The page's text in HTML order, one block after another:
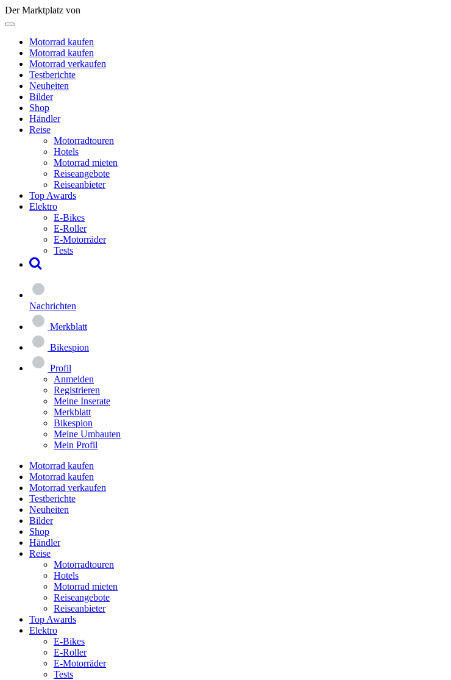
Der Marktplatz von
Motorrad kaufen
Motorrad kaufen
Motorrad verkaufen
Testberichte
Neuheiten
Bilder
Shop
Händler
Reise
Motorradtouren
Hotels
Motorrad mieten
Reiseangebote
Reiseanbieter
Top Awards
Elektro
E-Bikes
E-Roller
E-Motorräder
Tests
Nachrichten
Merkblatt
Bikespion
Profil
Anmelden
Registrieren
Meine Inserate
Merkblatt
Bikespion
Meine Umbauten
Mein Profil
Motorrad kaufen
Motorrad kaufen
Motorrad verkaufen
Testberichte
Neuheiten
Bilder
Shop
Händler
Reise
Motorradtouren
Hotels
Motorrad mieten
Reiseangebote
Reiseanbieter
Top Awards
Elektro
E-Bikes
E-Roller
E-Motorräder
Tests